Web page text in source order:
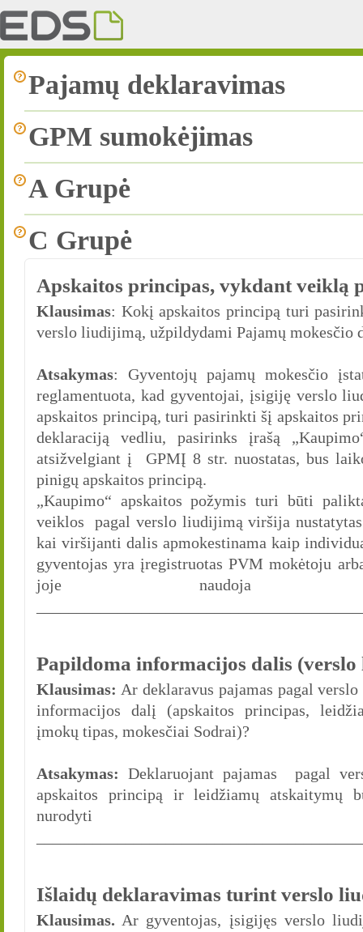
Pajamų deklaravimas
GPM sumokėjimas
A Grupė
C Grupė
Apskaitos principas, vykdant veiklą
Klausimas: Kokį apskaitos principą turi
verslo liudijimą, užpildydami Pajamų mokesčio
Atsakymas: Gyventojų pajamų mokesčio
reglamentuota, kad gyventojai, įsigiję verslo
apskaitos principą, turi pasirinkti šį apskaitos
deklaraciją vedliu, pasirinks įrašą
atsižvelgiant į GPMĮ 8 str. nuostatas, bus
pinigų apskaitos principą.
„Kaupimo“ apskaitos požymis turi būti
veiklos pagal verslo liudijimą viršija
kai viršijanti dalis apmokestinama kaip
gyventojas yra įregistruotas PVM mokėtoju
joje naudoja
Papildoma informacijos dalis
Klausimas: Ar deklaravus pajamas pagal
informacijos dalį (apskaitos principas,
įmokų tipas, mokesčiai Sodrai)?
Atsakymas: Deklaruojant pajamas pagal
apskaitos principą ir leidžiamų atskaitymų
nurodyti
Išlaidų deklaravimas turint verslo
Klausimas. Ar gyventojas, įsigijęs verslo